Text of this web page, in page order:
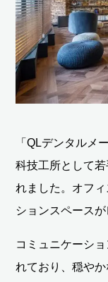
「QLデンタルメ
科技工所として
れました。オフ
ションスペース
コミュニケーシ
れており、穏や